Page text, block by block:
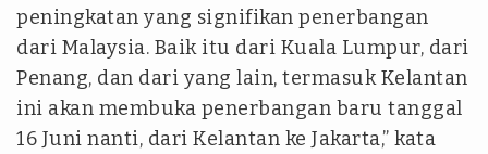
peningkatan yang signifikan penerbangan
dari Malaysia. Baik itu dari Kuala Lumpur, dari
Penang, dan dari yang lain, termasuk Kelantan
ini akan membuka penerbangan baru tanggal
16 Juni nanti, dari Kelantan ke Jakarta,” kata